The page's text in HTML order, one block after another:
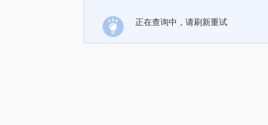
正在查询中，请刷新重试